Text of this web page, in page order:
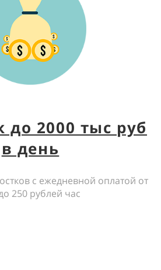
до 2000 тыс руб
в день
с ежедневной оплатой от
250 рублей час